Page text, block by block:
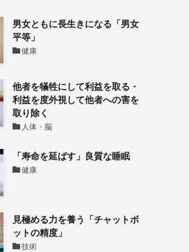
男女ともに長生きになる「男女
平等」
健康
他者を犠牲にして利益を取る・
利益を度外視して他者への害を
取り除く
人体・脳
「寿命を延ばす」良質な睡眠
健康
見極める力を養う「チャットボ
ットの精度」
技術